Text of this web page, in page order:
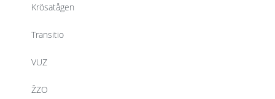
Krösatågen
Transitio
VUZ
ŽZO